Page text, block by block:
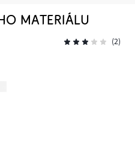
MATERIÁLU
(2)